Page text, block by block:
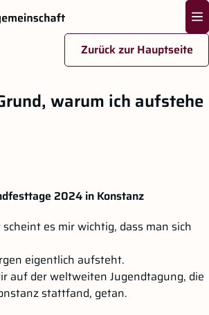
Zurück zur Hauptseite
warum ich aufstehe
2024 in Konstanz
es mir wichtig, dass man sich
eigentlich aufsteht.
auf der weltweiten Jugendtagung, die
stattfand, getan.